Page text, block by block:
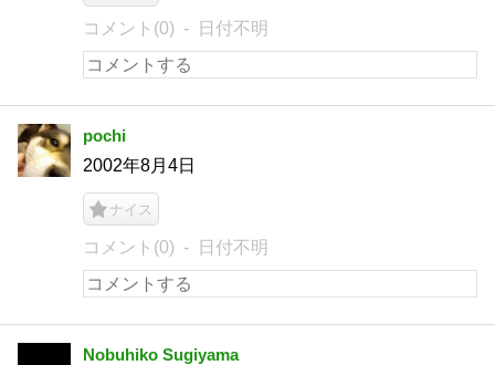
コメント(0) 日付不明
pochi
2002年8月4日
ナイス
コメント(0) 日付不明
Nobuhiko Sugiyama